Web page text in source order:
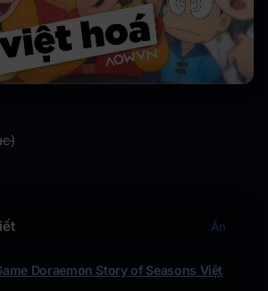
Ẩn
Doraemon Story of Seasons Việt